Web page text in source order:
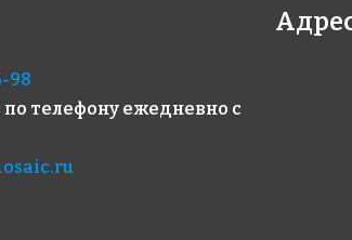
AKP012
306x306
98
телефону ежедневно с